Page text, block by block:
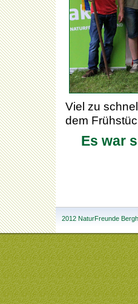
Viel zu
dem
Es war
2012 NaturFreunde